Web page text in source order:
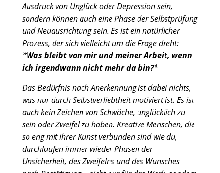
Ausdruck von Unglück oder Depression sein,
sondern können auch eine Phase der Selbstprüfung
und Neuausrichtung sein. Es ist ein natürlicher
Prozess, der sich vielleicht um die Frage dreht:
*Was bleibt von mir und meiner Arbeit, wenn
ich irgendwann nicht mehr da bin?*
Das Bedürfnis nach Anerkennung ist dabei nichts,
was nur durch Selbstverliebtheit motiviert ist. Es ist
auch kein Zeichen von Schwäche, unglücklich zu
sein oder Zweifel zu haben. Kreative Menschen, die
so eng mit ihrer Kunst verbunden sind wie du,
durchlaufen immer wieder Phasen der
Unsicherheit, des Zweifelns und des Wunsches